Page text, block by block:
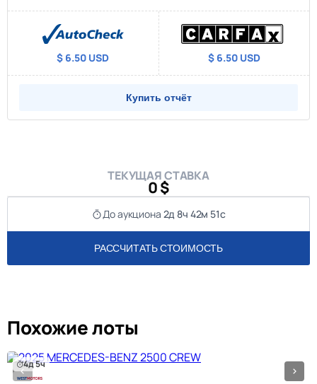
$ 6.50 USD $ 6.50 USD
Купить отчёт
ТЕКУЩАЯ СТАВКА
0 $
До аукциона 2д 8ч 42м 51с
РАССЧИТАТЬ СТОИМОСТЬ
Похожие лоты
4д 5ч